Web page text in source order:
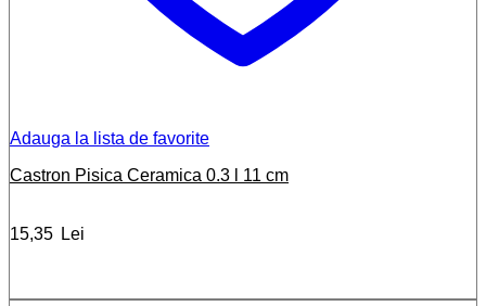
Adauga la lista de favorite
Castron Pisica Ceramica 0.3 l 11 cm
15,35 Lei